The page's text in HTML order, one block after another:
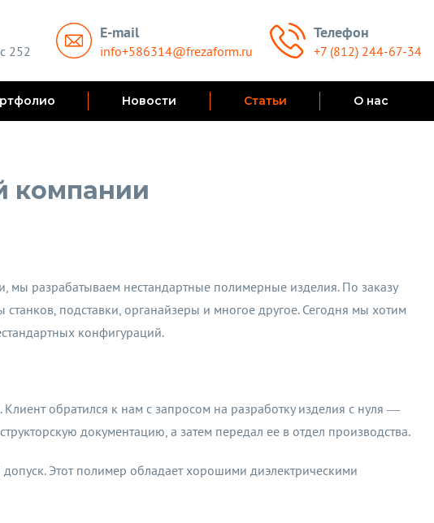
252
E-mail
info+586314@frezaform.ru
Телефон
+7 (812) 244-67-34
Новости Статьи О нас
компании
мы разрабатываем нестандартные полимерные изделия. По заказу
подставки, органайзеры и многое другое. Сегодня мы хотим
конфигураций.
обратился к нам с запросом на разработку изделия с нуля —
документацию, а затем передал ее в отдел производства.
Этот полимер обладает хорошими диэлектрическими